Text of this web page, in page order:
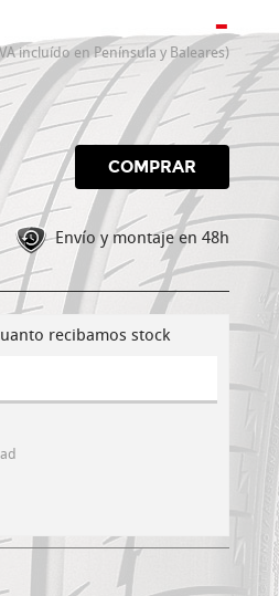
-
incluído en Península y Baleares)
COMPRAR
Envío y montaje en 48h
recibamos stock